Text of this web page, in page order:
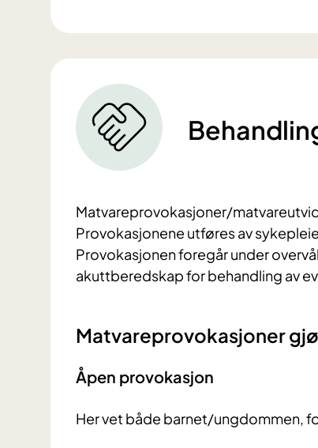
Matvareprovokasjoner/
Provokasjonene utføres av
Provokasjonen foregår under
akuttberedskap for behandling av
Matvareprovokasjoner
Åpen provokasjon
Her vet både barnet/ungdommen,